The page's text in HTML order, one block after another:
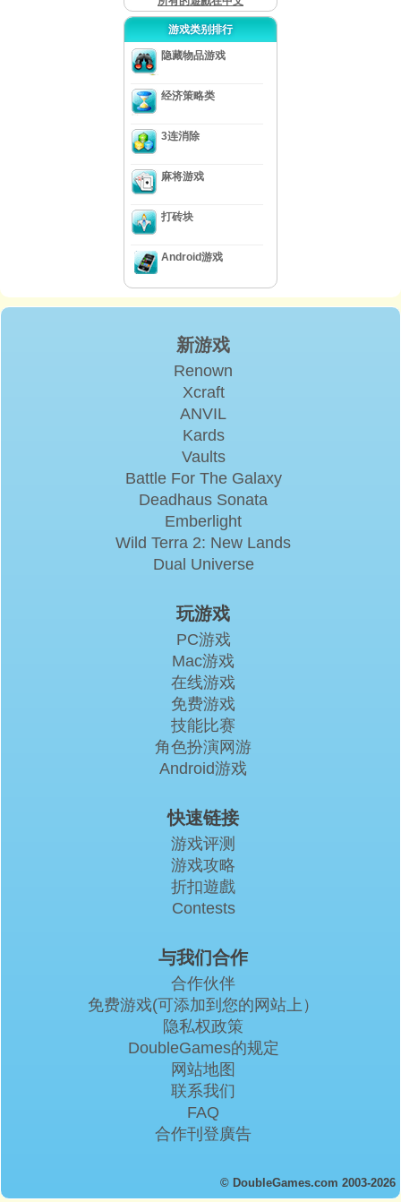
游戏类别排行
隐藏物品游戏
经济策略类
3连消除
麻将游戏
打砖块
Android游戏
新游戏
Renown
Xcraft
ANVIL
Kards
Vaults
Battle For The Galaxy
Deadhaus Sonata
Emberlight
Wild Terra 2: New Lands
Dual Universe
玩游戏
PC游戏
Mac游戏
在线游戏
免费游戏
技能比赛
角色扮演网游
Android游戏
快速链接
游戏评测
游戏攻略
折扣遊戲
Contests
与我们合作
合作伙伴
免费游戏(可添加到您的网站上）
隐私权政策
DoubleGames的规定
网站地图
联系我们
FAQ
合作刊登廣告
© DoubleGames.com 2003-2026